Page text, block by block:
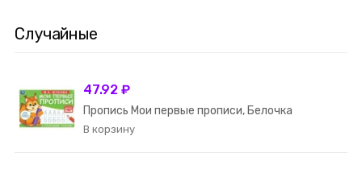
Случайные
47.92 ₽
Пропись Мои первые прописи, Белочка